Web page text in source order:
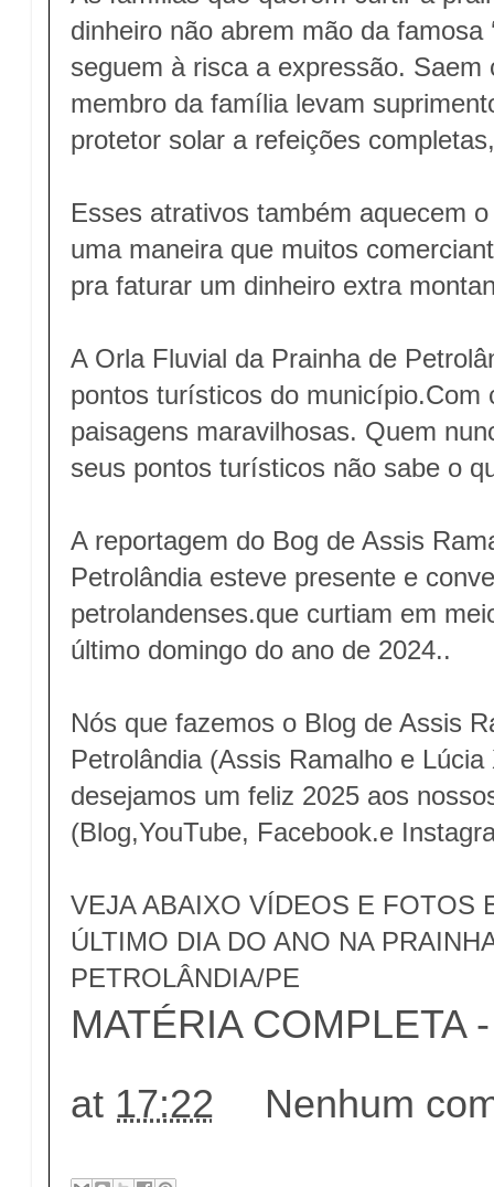
dinheiro não abrem mão da famosa
seguem à risca a expressão. Saem
membro da família levam
protetor solar a refeições
Esses atrativos também aquecem
uma maneira que muitos
pra faturar um dinheiro extra
A Orla Fluvial da Prainha de
pontos turísticos do município.Com
paisagens maravilhosas. Quem
seus pontos turísticos não sabe o
A reportagem do Bog de Assis
Petrolândia esteve presente e
petrolandenses.que curtiam em
último domingo do ano de 2024..
Nós que fazemos o Blog de Assis
Petrolândia (Assis Ramalho e
desejamos um feliz 2025 aos
(Blog,YouTube, Facebook.e
VEJA ABAIXO VÍDEOS E FOTOS
ÚLTIMO DIA DO ANO NA
PETROLÂNDIA/PE
MATÉRIA COMPLETA
at 17:22 Nenhum